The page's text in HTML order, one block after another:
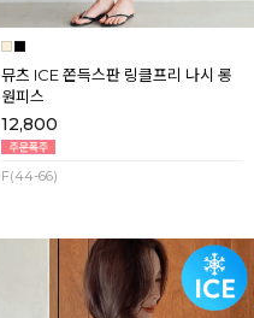
뮤츠 ICE 쫀득스판 링클프리 나시 롱
원피스
12,800
F(44-66)